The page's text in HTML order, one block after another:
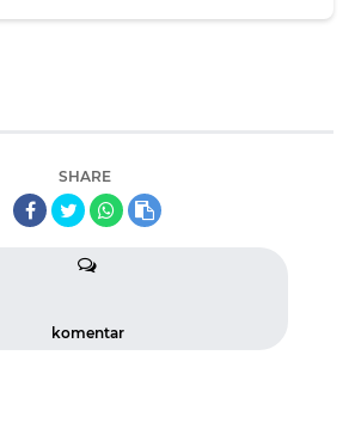
SHARE
komentar